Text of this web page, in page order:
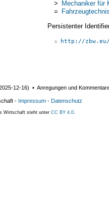
> Mechaniker für
=
Persistenter
http://
12-16) ▪ Anregungen und
- Impressum - Datenschutz
Wirtschaft steht unter CC BY 4.0